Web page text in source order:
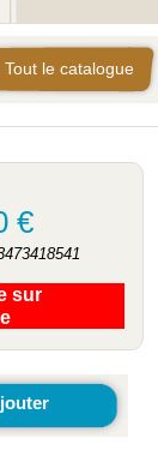
Tout le catalogue
€
sur